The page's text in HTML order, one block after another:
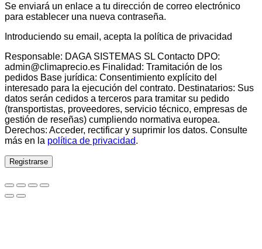
Se enviará un enlace a tu dirección de correo electrónico
para establecer una nueva contraseña.
Introduciendo su email, acepta la política de privacidad
Responsable: DAGA SISTEMAS SL Contacto DPO:
admin@climaprecio.es Finalidad: Tramitación de los
pedidos Base jurídica: Consentimiento explícito del
interesado para la ejecución del contrato. Destinatarios: Sus
datos serán cedidos a terceros para tramitar su pedido
(transportistas, proveedores, servicio técnico, empresas de
gestión de reseñas) cumpliendo normativa europea.
Derechos: Acceder, rectificar y suprimir los datos. Consulte
más en la política de privacidad.
Registrarse